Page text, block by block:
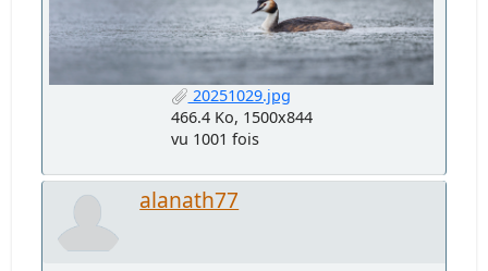
20251029.jpg
466.4 Ko, 1500x844
vu 1001 fois
alanath77